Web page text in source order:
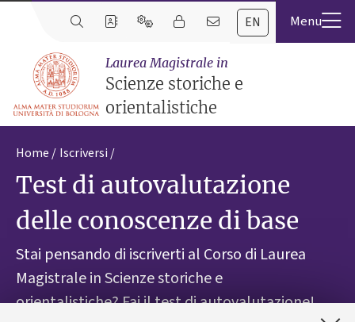
EN
Laurea Magistrale in
Scienze storiche e
orientalistiche
Home Iscriversi
Test di autovalutazione
delle conoscenze di base
Stai pensando di iscriverti al Corso di Laurea
Magistrale in Scienze storiche e
orientalistiche? Fai il test di autovalutazione!